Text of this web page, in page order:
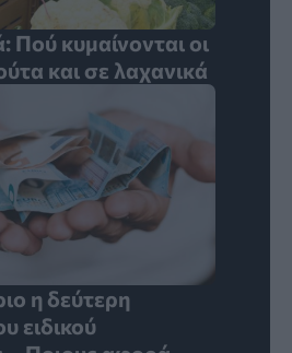
Πού κυμαίνονται οι
και σε λαχανικά
η δεύτερη
ειδικού